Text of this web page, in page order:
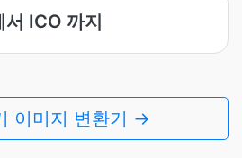
서 ICO 까지
이미지 변환기 →